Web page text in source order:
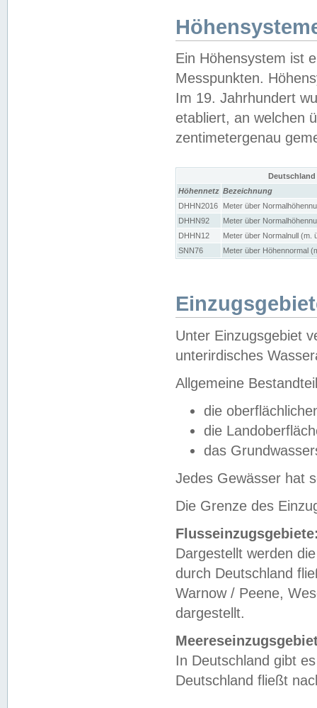
Ein Höhensystem ist
Messpunkten.
Im 19. Jahrhundert
etabliert, an welchen
zentimetergenau
Höhennetz Bezeichnung
DHHN2016
Meter über
DHHN92
Meter über
DHHN12
Meter über Normalnull (m.
SNN76
Meter über Höhennormal
Unter Einzugsgebiet
unterirdisches
Allgemeine
die
die
das
Jedes Gewässer hat
Die Grenze des
Dargestellt werden
durch Deutschland
Warnow / Peene,
dargestellt.
In Deutschland gibt
Deutschland fließt